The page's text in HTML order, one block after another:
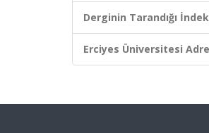
Derginin Tarandığı
Erciyes Üniversitesi